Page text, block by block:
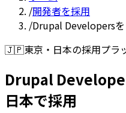
/開発者を採用
/Drupal Developers
🇯🇵東京・日本の採用プラ
Drupal
日本で採用